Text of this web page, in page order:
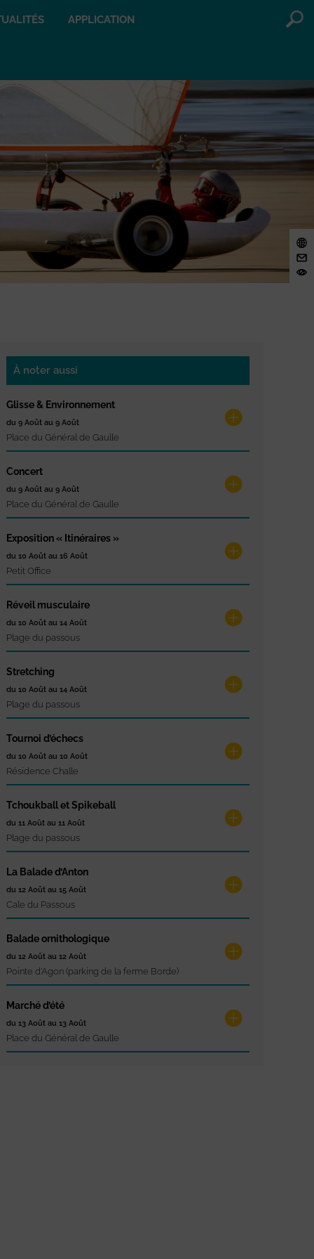
APPLICATION
À noter aussi
Glisse & Environnement
du 9 Août au 9 Août
Place du Général de Gaulle
Concert
du 9 Août au 9 Août
Place du Général de Gaulle
Exposition « Itinéraires »
du 10 Août au 16 Août
Petit Office
Réveil musculaire
du 10 Août au 14 Août
Plage du passous
Stretching
du 10 Août au 14 Août
Plage du passous
Tournoi d’échecs
du 10 Août au 10 Août
Résidence Challe
Tchoukball et Spikeball
du 11 Août au 11 Août
Plage du passous
La Balade d’Anton
du 12 Août au 15 Août
Cale du Passous
Balade ornithologique
du 12 Août au 12 Août
Pointe d'Agon (parking de la ferme Borde)
Marché d’été
du 13 Août au 13 Août
Place du Général de Gaulle